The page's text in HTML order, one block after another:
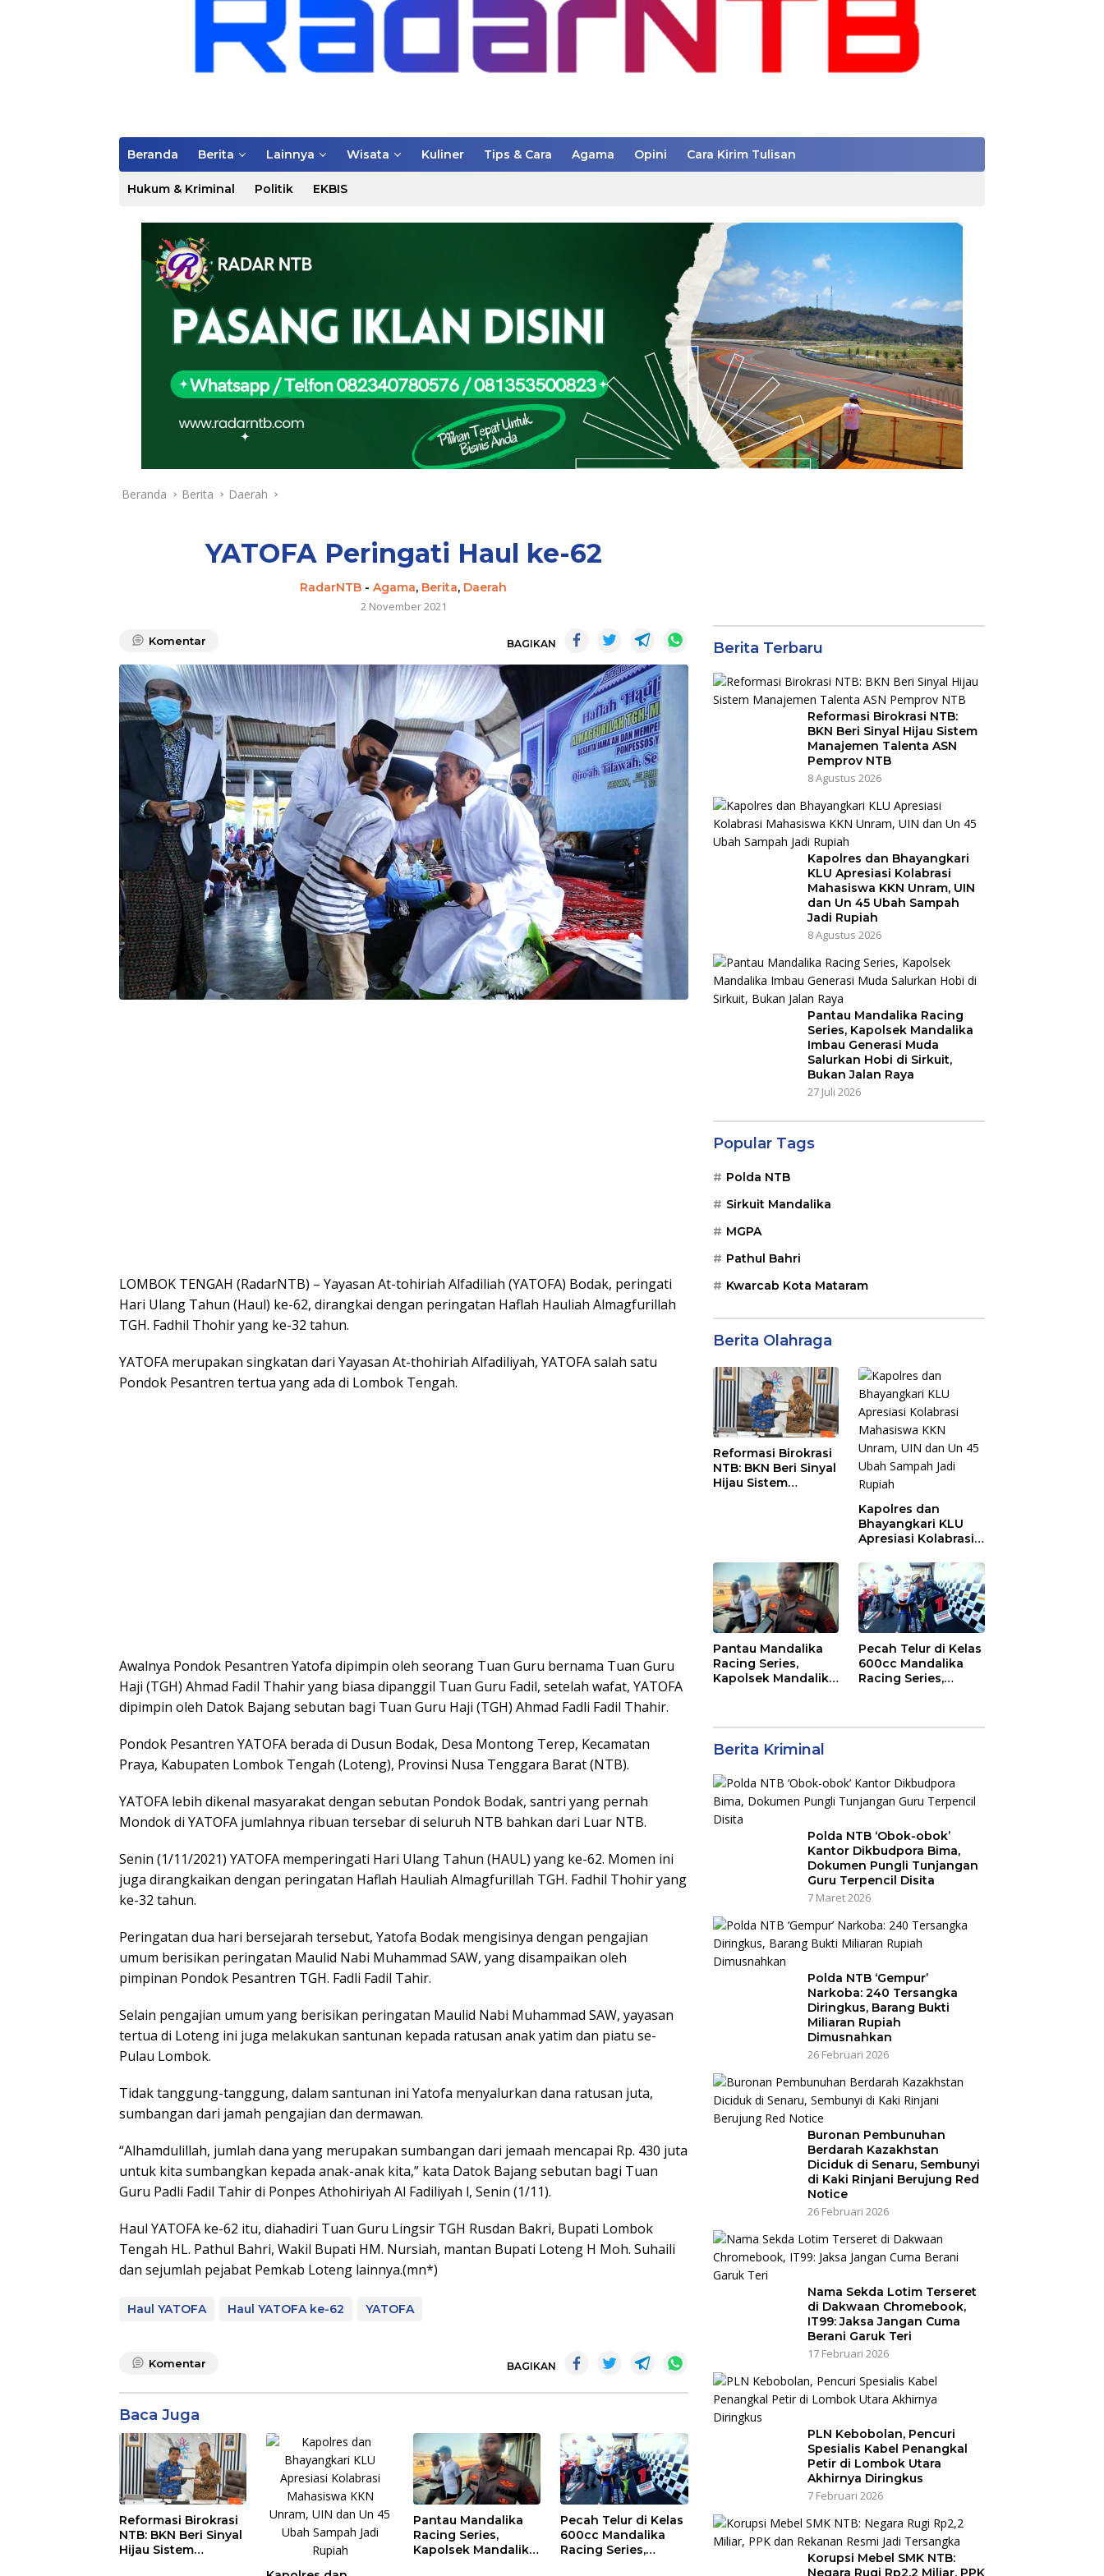
Beranda Berita Lainnya Wisata Kuliner Tips & Cara Agama Opini Cara Kirim Tulisan
Hukum & Kriminal Politik EKBIS
Beranda Berita Daerah
YATOFA Peringati Haul ke-62
RadarNTB -Agama, Berita, Daerah
2 November 2021
Komentar BAGIKAN
LOMBOK TENGAH (RadarNTB) – Yayasan At-tohiriah Alfadiliah (YATOFA) Bodak, peringati
Hari Ulang Tahun (Haul) ke-62, dirangkai dengan peringatan Haflah Hauliah Almagfurillah
TGH. Fadhil Thohir yang ke-32 tahun.
YATOFA merupakan singkatan dari Yayasan At-thohiriah Alfadiliyah, YATOFA salah satu
Pondok Pesantren tertua yang ada di Lombok Tengah.
Awalnya Pondok Pesantren Yatofa dipimpin oleh seorang Tuan Guru bernama Tuan Guru
Haji (TGH) Ahmad Fadil Thahir yang biasa dipanggil Tuan Guru Fadil, setelah wafat, YATOFA
dipimpin oleh Datok Bajang sebutan bagi Tuan Guru Haji (TGH) Ahmad Fadli Fadil Thahir.
Pondok Pesantren YATOFA berada di Dusun Bodak, Desa Montong Terep, Kecamatan
Praya, Kabupaten Lombok Tengah (Loteng), Provinsi Nusa Tenggara Barat (NTB).
YATOFA lebih dikenal masyarakat dengan sebutan Pondok Bodak, santri yang pernah
Mondok di YATOFA jumlahnya ribuan tersebar di seluruh NTB bahkan dari Luar NTB.
Senin (1/11/2021) YATOFA memperingati Hari Ulang Tahun (HAUL) yang ke-62. Momen ini
juga dirangkaikan dengan peringatan Haflah Hauliah Almagfurillah TGH. Fadhil Thohir yang
ke-32 tahun.
Peringatan dua hari bersejarah tersebut, Yatofa Bodak mengisinya dengan pengajian
umum berisikan peringatan Maulid Nabi Muhammad SAW, yang disampaikan oleh
pimpinan Pondok Pesantren TGH. Fadli Fadil Tahir.
Selain pengajian umum yang berisikan peringatan Maulid Nabi Muhammad SAW, yayasan
tertua di Loteng ini juga melakukan santunan kepada ratusan anak yatim dan piatu se-
Pulau Lombok.
Tidak tanggung-tanggung, dalam santunan ini Yatofa menyalurkan dana ratusan juta,
sumbangan dari jamah pengajian dan dermawan.
“Alhamdulillah, jumlah dana yang merupakan sumbangan dari jemaah mencapai Rp. 430 juta
untuk kita sumbangkan kepada anak-anak kita,” kata Datok Bajang sebutan bagi Tuan
Guru Padli Fadil Tahir di Ponpes Athohiriyah Al Fadiliyah l, Senin (1/11).
Haul YATOFA ke-62 itu, diahadiri Tuan Guru Lingsir TGH Rusdan Bakri, Bupati Lombok
Tengah HL. Pathul Bahri, Wakil Bupati HM. Nursiah, mantan Bupati Loteng H Moh. Suhaili
dan sejumlah pejabat Pemkab Loteng lainnya.(mn*)
Haul YATOFA Haul YATOFA ke-62 YATOFA
Komentar BAGIKAN
Baca Juga
Reformasi Birokrasi
NTB: BKN Beri Sinyal
Hijau Sistem
Pantau Mandalika
Racing Series,
Kapolsek Mandalika
Pecah Telur di Kelas
600cc Mandalika
Racing Series,
Berita Terbaru
Reformasi Birokrasi NTB:
BKN Beri Sinyal Hijau Sistem
Manajemen Talenta ASN
Pemprov NTB
8 Agustus 2026
Kapolres dan Bhayangkari
KLU Apresiasi Kolabrasi
Mahasiswa KKN Unram, UIN
dan Un 45 Ubah Sampah
Jadi Rupiah
8 Agustus 2026
Pantau Mandalika Racing
Series, Kapolsek Mandalika
Imbau Generasi Muda
Salurkan Hobi di Sirkuit,
Bukan Jalan Raya
27 Juli 2026
Popular Tags
Polda NTB
Sirkuit Mandalika
MGPA
Pathul Bahri
Kwarcab Kota Mataram
Berita Olahraga
Reformasi Birokrasi
NTB: BKN Beri Sinyal
Hijau Sistem
Kapolres dan
Bhayangkari KLU
Apresiasi Kolabrasi
Unram, UIN dan Un
45 Ubah Sampah
Jadi Rupiah
Pantau Mandalika
Racing Series,
Kapolsek Mandalika
Pecah Telur di Kelas
600cc Mandalika
Racing Series,
Berita Kriminal
Polda NTB ‘Obok-obok’
Kantor Dikbudpora Bima,
Dokumen Pungli Tunjangan
Guru Terpencil Disita
7 Maret 2026
Polda NTB ‘Gempur’
Narkoba: 240 Tersangka
Diringkus, Barang Bukti
Miliaran Rupiah
Dimusnahkan
26 Februari 2026
Buronan Pembunuhan
Berdarah Kazakhstan
Diciduk di Senaru, Sembunyi
di Kaki Rinjani Berujung Red
Notice
26 Februari 2026
Nama Sekda Lotim Terseret
di Dakwaan Chromebook,
IT99: Jaksa Jangan Cuma
Berani Garuk Teri
17 Februari 2026
PLN Kebobolan, Pencuri
Spesialis Kabel Penangkal
Petir di Lombok Utara
Akhirnya Diringkus
7 Februari 2026
Korupsi Mebel SMK NTB:
Negara Rugi Rp2,2 Miliar, PPK